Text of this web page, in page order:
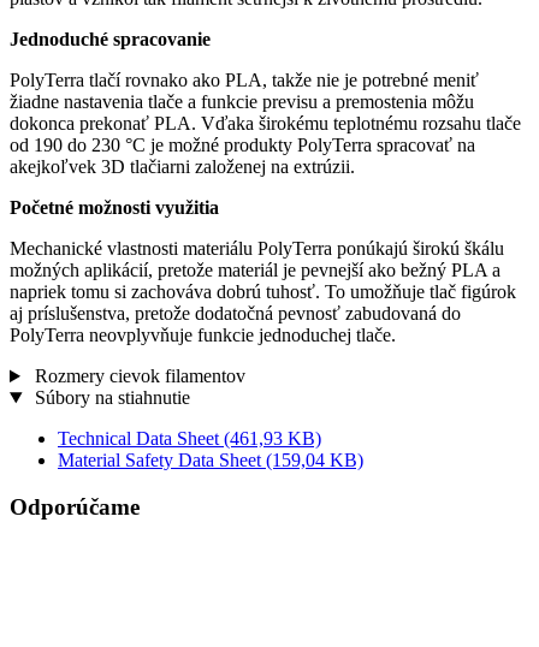
Jednoduché spracovanie
PolyTerra tlačí rovnako ako PLA, takže nie je potrebné meniť
žiadne nastavenia tlače a funkcie previsu a premostenia môžu
dokonca prekonať PLA. Vďaka širokému teplotnému rozsahu tlače
od 190 do 230 °C je možné produkty PolyTerra spracovať na
akejkoľvek 3D tlačiarni založenej na extrúzii.
Početné možnosti využitia
Mechanické vlastnosti materiálu PolyTerra ponúkajú širokú škálu
možných aplikácií, pretože materiál je pevnejší ako bežný PLA a
napriek tomu si zachováva dobrú tuhosť. To umožňuje tlač figúrok
aj príslušenstva, pretože dodatočná pevnosť zabudovaná do
PolyTerra neovplyvňuje funkcie jednoduchej tlače.
Rozmery cievok filamentov
Súbory na stiahnutie
Technical Data Sheet (461,93 KB)
Material Safety Data Sheet (159,04 KB)
Odporúčame